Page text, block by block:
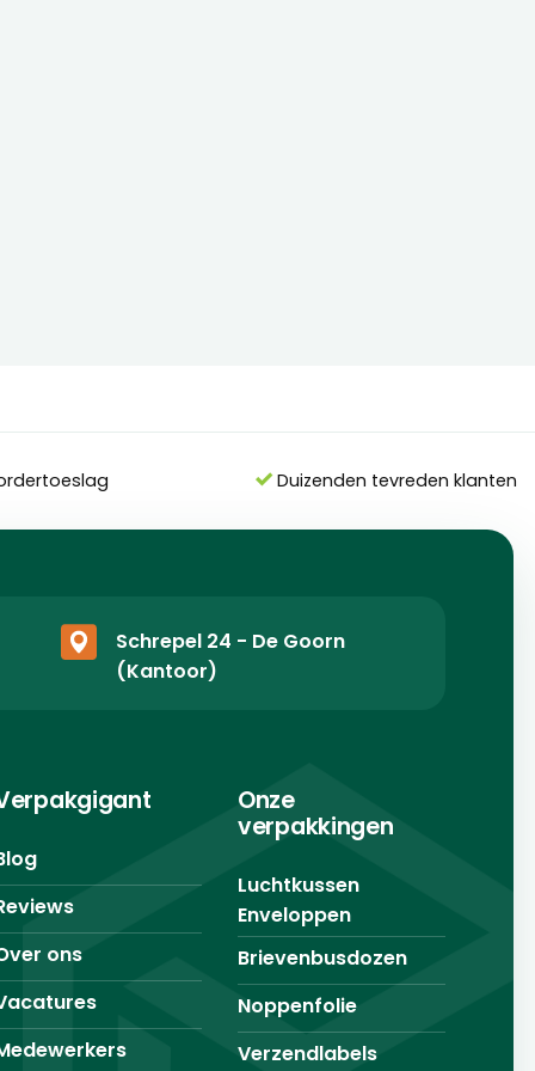
Duizenden tevreden klanten
Schrepel 24 - De Goorn
(Kantoor)
ons
Onze
verpakkingen
Luchtkussen
Enveloppen
Brievenbusdozen
Noppenfolie
Verzendlabels